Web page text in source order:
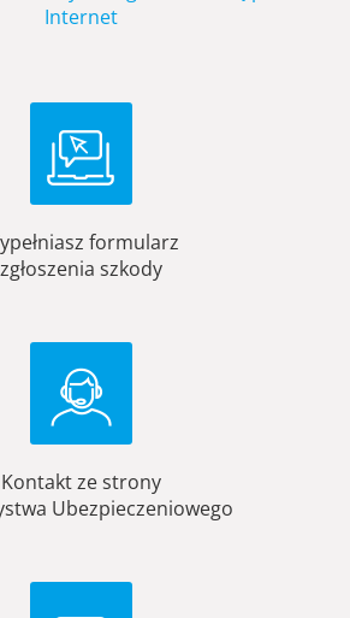
Internet
formularz
zgłoszenia szkody
Kontakt ze strony
Ubezpieczeniowego